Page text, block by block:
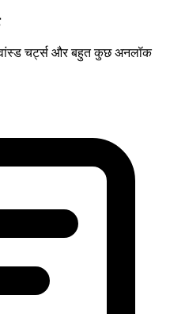
चर्ट्स और बहुत कुछ अनलॉक